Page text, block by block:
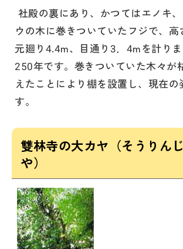
社殿の裏にあり、かつてはエノキ
ウの木に巻きついていたフジで、
元廻り4.4m、目通り3．4mを計り
250年です。巻きついていた木々が
えたことにより棚を設置し、現在の
す。
雙林寺の大カヤ（そうりん
や）